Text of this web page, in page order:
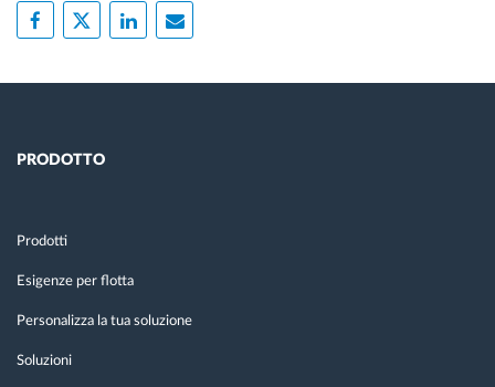
PRODOTTO
Prodotti
Esigenze per flotta
Personalizza la tua soluzione
Soluzioni